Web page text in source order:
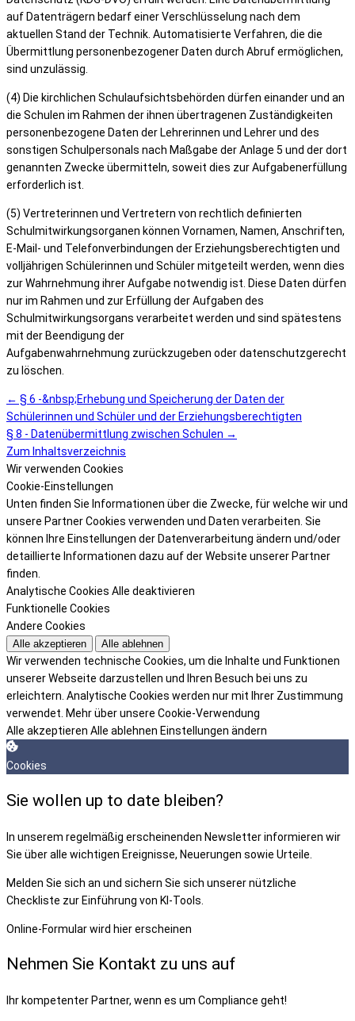
auf Datenträgern bedarf einer Verschlüsselung nach dem
aktuellen Stand der Technik. Automatisierte Verfahren, die die
Übermittlung personenbezogener Daten durch Abruf ermöglichen,
sind unzulässig.
(4) Die kirchlichen Schulaufsichtsbehörden dürfen einander und an
die Schulen im Rahmen der ihnen übertragenen Zuständigkeiten
personenbezogene Daten der Lehrerinnen und Lehrer und des
sonstigen Schulpersonals nach Maßgabe der Anlage 5 und der dort
genannten Zwecke übermitteln, soweit dies zur Aufgabenerfüllung
erforderlich ist.
(5) Vertreterinnen und Vertretern von rechtlich definierten
Schulmitwirkungsorganen können Vornamen, Namen, Anschriften,
E-Mail- und Telefonverbindungen der Erziehungsberechtigten und
volljährigen Schülerinnen und Schüler mitgeteilt werden, wenn dies
zur Wahrnehmung ihrer Aufgabe notwendig ist. Diese Daten dürfen
nur im Rahmen und zur Erfüllung der Aufgaben des
Schulmitwirkungsorgans verarbeitet werden und sind spätestens
mit der Beendigung der
Aufgabenwahrnehmung zurückzugeben oder datenschutzgerecht
zu löschen.
← § 6 -&nbsp;Erhebung und Speicherung der Daten der
Schülerinnen und Schüler und der Erziehungsberechtigten
§ 8 - Datenübermittlung zwischen Schulen →
Zum Inhaltsverzeichnis
Wir verwenden Cookies
Cookie-Einstellungen
Unten finden Sie Informationen über die Zwecke, für welche wir und
unsere Partner Cookies verwenden und Daten verarbeiten. Sie
können Ihre Einstellungen der Datenverarbeitung ändern und/oder
detaillierte Informationen dazu auf der Website unserer Partner
finden.
Analytische Cookies Alle deaktivieren
Funktionelle Cookies
Andere Cookies
Alle akzeptieren Alle ablehnen
Wir verwenden technische Cookies, um die Inhalte und Funktionen
unserer Webseite darzustellen und Ihren Besuch bei uns zu
erleichtern. Analytische Cookies werden nur mit Ihrer Zustimmung
verwendet. Mehr über unsere Cookie-Verwendung
Alle akzeptieren Alle ablehnen Einstellungen ändern
Cookies
Sie wollen up to date bleiben?
In unserem regelmäßig erscheinenden Newsletter informieren wir
Sie über alle wichtigen Ereignisse, Neuerungen sowie Urteile.
Melden Sie sich an und sichern Sie sich unserer nützliche
Checkliste zur Einführung von KI-Tools.
Online-Formular wird hier erscheinen
Nehmen Sie Kontakt zu uns auf
Ihr kompetenter Partner, wenn es um Compliance geht!